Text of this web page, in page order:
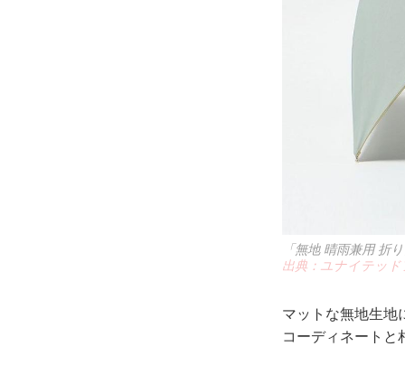
「無地 晴雨兼用 折
出典：ユナイテッ
マットな無地生地
コーディネートと